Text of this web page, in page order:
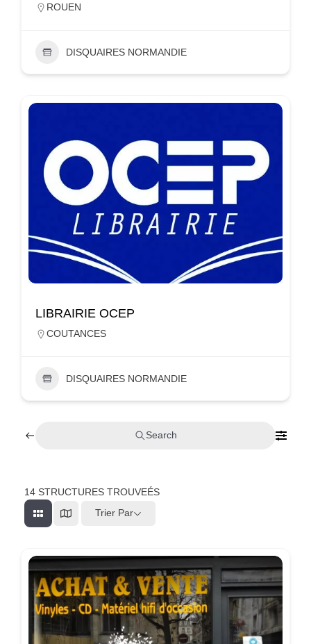
ROUEN
DISQUAIRES NORMANDIE
LIBRAIRIE OCEP
COUTANCES
DISQUAIRES NORMANDIE
Search
14 STRUCTURES TROUVEÉS
Trier Par